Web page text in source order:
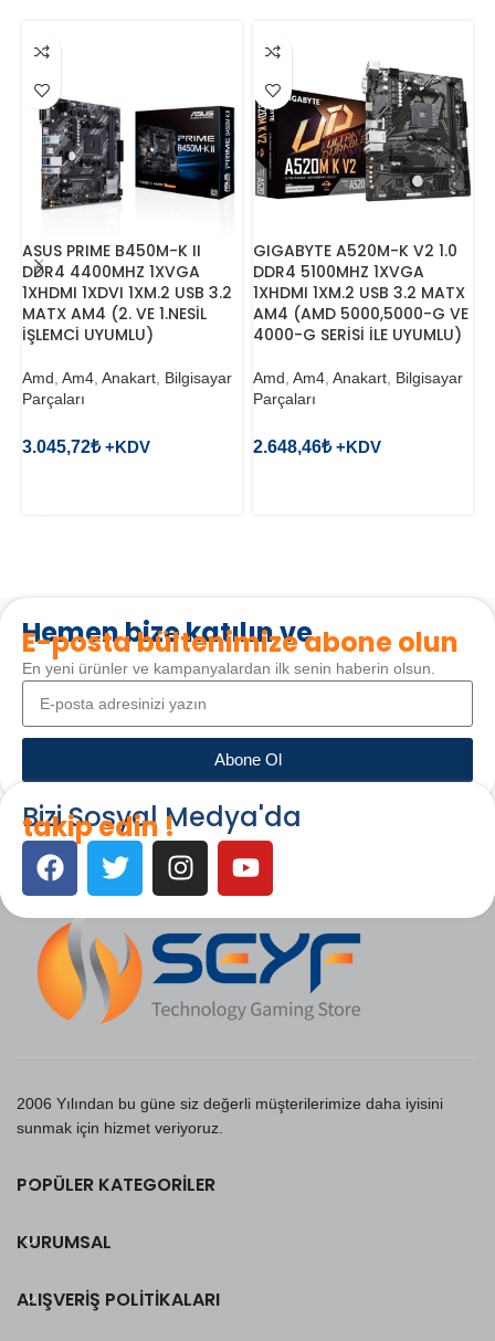
ASUS PRIME B450M-K II
DDR4 4400MHZ 1XVGA
1XHDMI 1XDVI 1XM.2 USB 3.2
MATX AM4 (2. VE 1.NESİL
İŞLEMCİ UYUMLU)
Amd ,Am4 ,Anakart Bilgisayar
Parçaları
3.045,72₺
GIGABYTE A520M-K V2 1.0
DDR4 5100MHZ 1XVGA
1XHDMI 1XM.2 USB 3.2 MATX
AM4 (AMD 5000,5000-G VE
4000-G SERİSİ İLE UYUMLU)
Amd Am4 Anakart Bilgisayar
Parçaları
2.648,46₺
Hemen bize katılın ve
E-posta bültenimize abone olun
En yeni ürünler ve kampanyalardan ilk senin haberin olsun.
Abone Ol
Bizi Sosyal Medya'da
takip edin !
2006 Yılından bu güne siz değerli müşterilerimize daha iyisini
sunmak için hizmet veriyoruz.
POPÜLER KATEGORILER
KURUMSAL
ALIŞVERIŞ POLITIKALARI